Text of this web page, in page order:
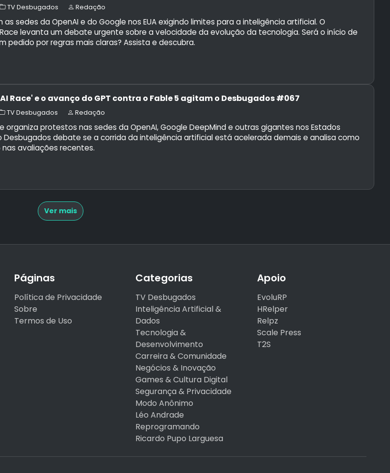
TV Desbugados Redação
sedes da OpenAI e do Google nos EUA exigindo limites para a inteligência artificial. O
levanta um debate urgente sobre a velocidade da evolução da tecnologia. Será o início de
pedido por regras mais claras? Assista e descubra.
Race' e o avanço do GPT contra o Fable 5 agitam o Desbugados #067
TV Desbugados Redação
organiza protestos nas sedes da OpenAI, Google DeepMind e outras gigantes nos Estados
Desbugados debate se a corrida da inteligência artificial está acelerada demais e analisa como
nas avaliações recentes.
Ver mais
Páginas
Política de Privacidade
Sobre
Termos de Uso
Categorias
TV Desbugados
Inteligência Artificial &
Dados
Tecnologia &
Desenvolvimento
Carreira & Comunidade
Negócios & Inovação
Games & Cultura Digital
Segurança & Privacidade
Modo Anônimo
Léo Andrade
Reprogramando
Ricardo Pupo Larguesa
Apoio
EvoluRP
HRelper
Relpz
Scale Press
T2S